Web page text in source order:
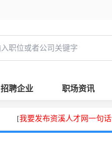
招聘企业 职场资讯
[我要发布资溪人才网一句